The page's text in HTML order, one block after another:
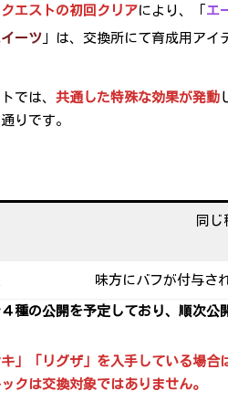
クエストの初回クリアにより、「 エ
ーツ」は、交換所にて育成用アイ
では、 共通した特殊な効果が発動
りです。
同じ
味方にバフが付与さ
種の公開を予定しており、順次公
」「リグザ」を入手している場
クは交換対象ではありません。